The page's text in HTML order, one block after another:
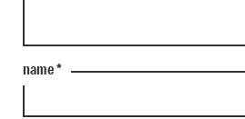
name*